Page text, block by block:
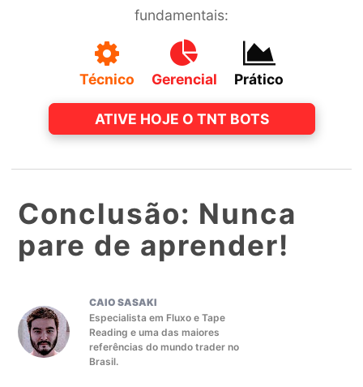
fundamentais:
Técnico Gerencial Prático
ATIVE HOJE O TNT BOTS
Conclusão: Nunca
pare de aprender!
CAIO SASAKI
Especialista em Fluxo e Tape
Reading e uma das maiores
referências do mundo trader no
Brasil.